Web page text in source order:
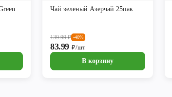
Чай зеленый Азерчай 25пак
139.99₽ -40%
83.99 ₽/шт
В корзину